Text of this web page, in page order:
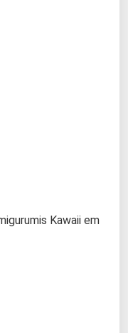
Kawaii em